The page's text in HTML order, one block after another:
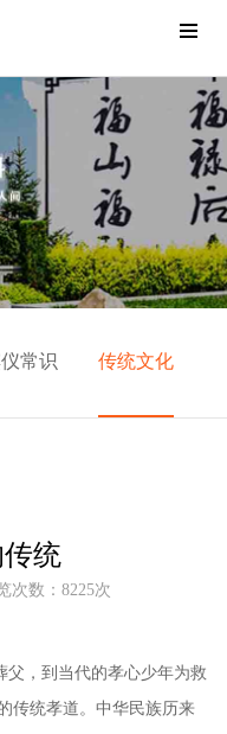
常识 传统文化
统
次数：8225次
，到当代的孝心少年为救
传统孝道。中华民族历来